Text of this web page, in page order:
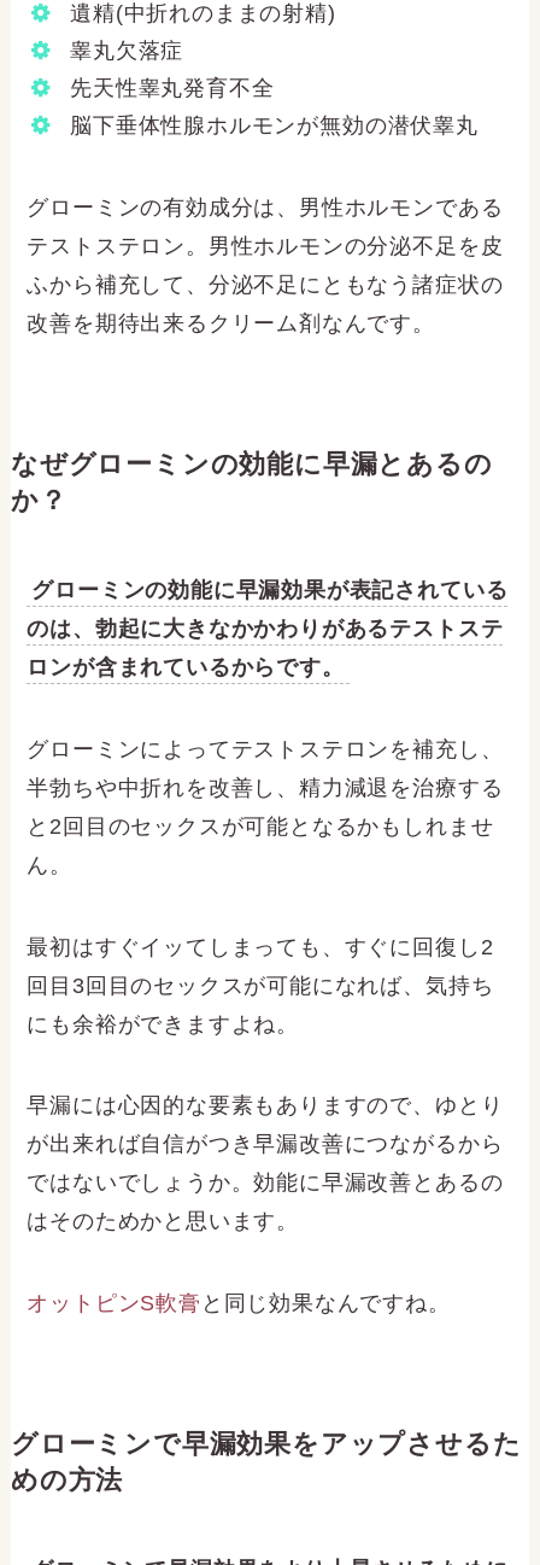
遺精(中折れのままの射精)
睾丸欠落症
先天性睾丸発育不全
脳下垂体性腺ホルモンが無効の潜伏睾丸
グローミンの有効成分は、男性ホルモンである
テストステロン。男性ホルモンの分泌不足を皮
ふから補充して、分泌不足にともなう諸症状の
改善を期待出来るクリーム剤なんです。
なぜグローミンの効能に早漏とあるの
か？
グローミンの効能に早漏効果が表記されている
のは、勃起に大きなかかわりがあるテストステ
ロンが含まれているからです。
グローミンによってテストステロンを補充し、
半勃ちや中折れを改善し、精力減退を治療する
と2回目のセックスが可能となるかもしれませ
ん。
最初はすぐイッてしまっても、すぐに回復し2
回目3回目のセックスが可能になれば、気持ち
にも余裕ができますよね。
早漏には心因的な要素もありますので、ゆとり
が出来れば自信がつき早漏改善につながるから
ではないでしょうか。効能に早漏改善とあるの
はそのためかと思います。
オットピンS軟膏 と同じ効果なんですね。
グローミンで早漏効果をアップさせるた
めの方法